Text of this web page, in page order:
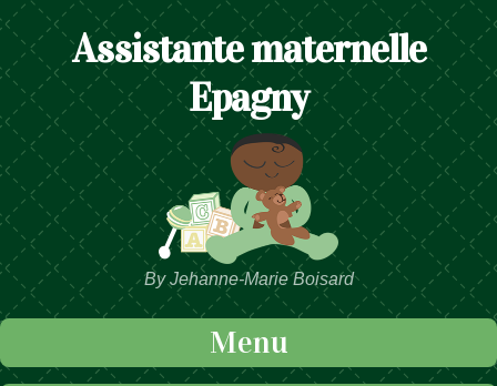
Assistante maternelle
Epagny
By Jehanne-Marie Boisard
Menu